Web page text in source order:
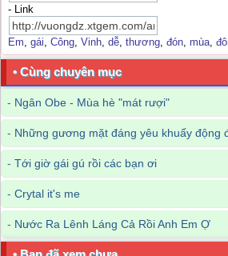
- Link
Em, gái, Công, Vinh, dễ, thương, đón, mùa,
• Cùng chuyên mục
- Ngân Obe - Mùa hè "mát rượi"
- Những gương mặt đáng yêu khuấy động
- Tới giờ gái gú rồi các bạn ơi
- Crytal it's me
- Nước Ra Lênh Láng Cả Rồi Anh Em Ợ